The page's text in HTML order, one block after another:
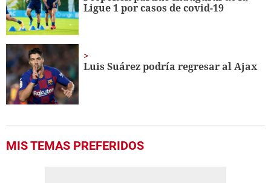
Ligue 1 por casos de covid-19
Luis Suárez podría regresar al Ajax
MIS TEMAS PREFERIDOS